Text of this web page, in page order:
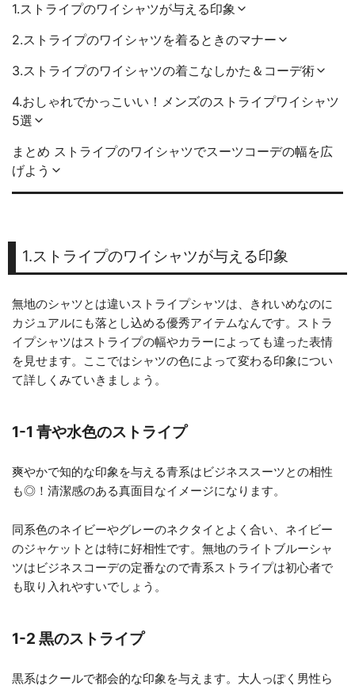
1.ストライプのワイシャツが与える印象
2.ストライプのワイシャツを着るときのマナー
3.ストライプのワイシャツの着こなしかた＆コーデ術
4.おしゃれでかっこいい！メンズのストライプワイシャツ
5選
まとめ ストライプのワイシャツでスーツコーデの幅を広
げよう
1.ストライプのワイシャツが与える印象
無地のシャツとは違いストライプシャツは、きれいめなのに
カジュアルにも落とし込める優秀アイテムなんです。ストラ
イプシャツはストライプの幅やカラーによっても違った表情
を見せます。ここではシャツの色によって変わる印象につい
て詳しくみていきましょう。
1-1 青や水色のストライプ
爽やかで知的な印象を与える青系はビジネススーツとの相性
も◎！清潔感のある真面目なイメージになります。
同系色のネイビーやグレーのネクタイとよく合い、ネイビー
のジャケットとは特に好相性です。無地のライトブルーシャ
ツはビジネスコーデの定番なので青系ストライプは初心者で
も取り入れやすいでしょう。
1-2 黒のストライプ
黒系はクールで都会的な印象を与えます。大人っぽく男性ら